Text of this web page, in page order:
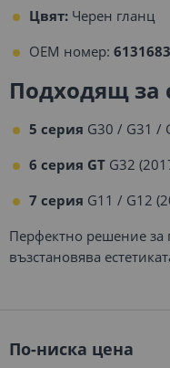
Цвят: Черен гланц
OEM номер:
Подходящ за
5 серия G30 / G31 /
6 серия GT G32
7 серия G11 / G12
Перфектно решение
възстановява
По-ниска цена